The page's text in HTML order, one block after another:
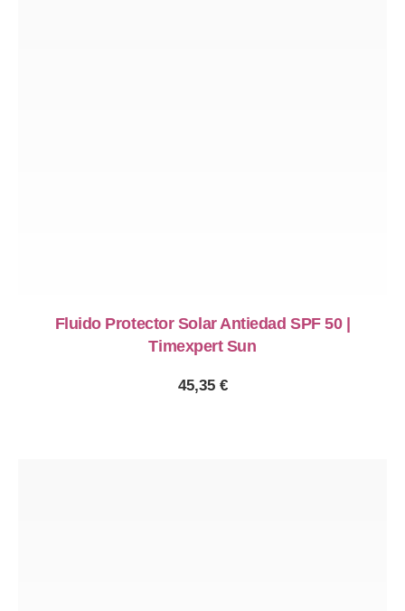
Fluido Protector Solar Antiedad SPF 50 |
Timexpert Sun
45,35 €